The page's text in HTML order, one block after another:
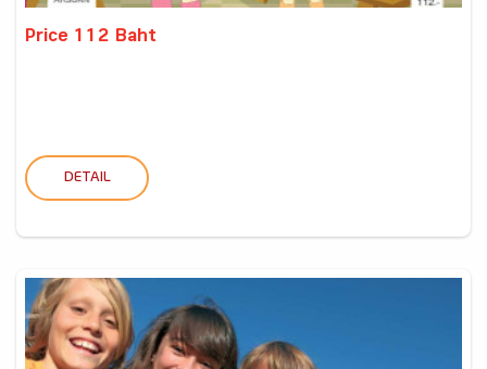
Price 112 Baht
DETAIL